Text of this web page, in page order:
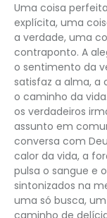
Uma coisa
explícita, uma
a verdade, uma
contraponto. A
o sentimento da
satisfaz a alma, a
o caminho da
os verdadeiros
assunto em
conversa com
calor da vida, a
pulsa o sangue e
sintonizados na
uma só busca,
caminho de